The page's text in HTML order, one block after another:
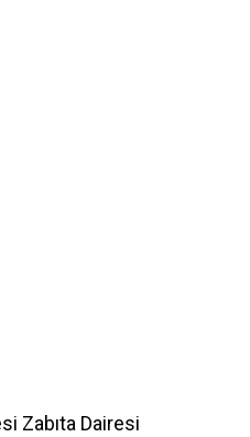
Zabıta Dairesi